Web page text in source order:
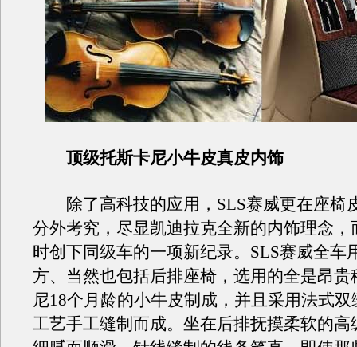
顶级托斯卡尼小牛皮真皮内饰
除了高科技的应用，SLS赛威更在座椅
分外考究，尽显凯迪拉克全新的内饰理念，
时创下同级车的一项新纪录。SLS赛威全车
方、当然也包括后排座椅，选用的全是昂贵
尼18个月龄的小牛皮制成，并且采用法式
工艺手工缝制而成。坐在后排抚摸柔软的高